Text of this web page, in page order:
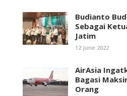
Budianto
Sebagai
Jatim
12 June 2022
AirAsia
Bagasi
Orang